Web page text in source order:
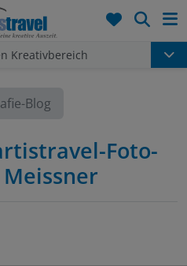
Kreativbereich
Blog
Foto-